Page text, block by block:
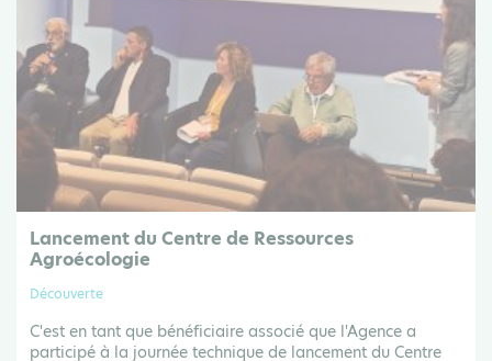
Lancement du Centre de Ressources
Agroécologie
Découverte
C'est en tant que bénéficiaire associé que l'Agence a
participé à la journée technique de lancement du Centre